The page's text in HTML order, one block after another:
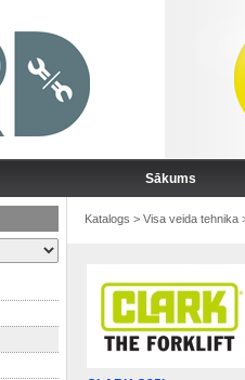
Sākums
Katalogs > Visa veida tehnika